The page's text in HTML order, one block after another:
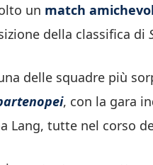
un match
della classifica di
delle squadre più
, con la gara
Lang, tutte nel corso